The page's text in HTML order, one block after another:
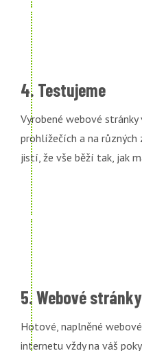
4. Testujeme
Vyrobené webové
prohlížečích a na různých
jistí, že vše běží tak, jak
5. Webové
Hotové, naplněné
internetu vždy na váš